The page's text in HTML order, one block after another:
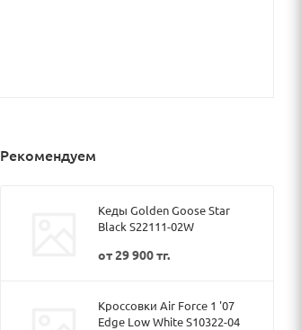
Рекомендуем
Кеды Golden Goose Star
Black S22111-02W
от29 900 тг.
Кроссовки Air Force 1 '07
Edge Low White S10322-04